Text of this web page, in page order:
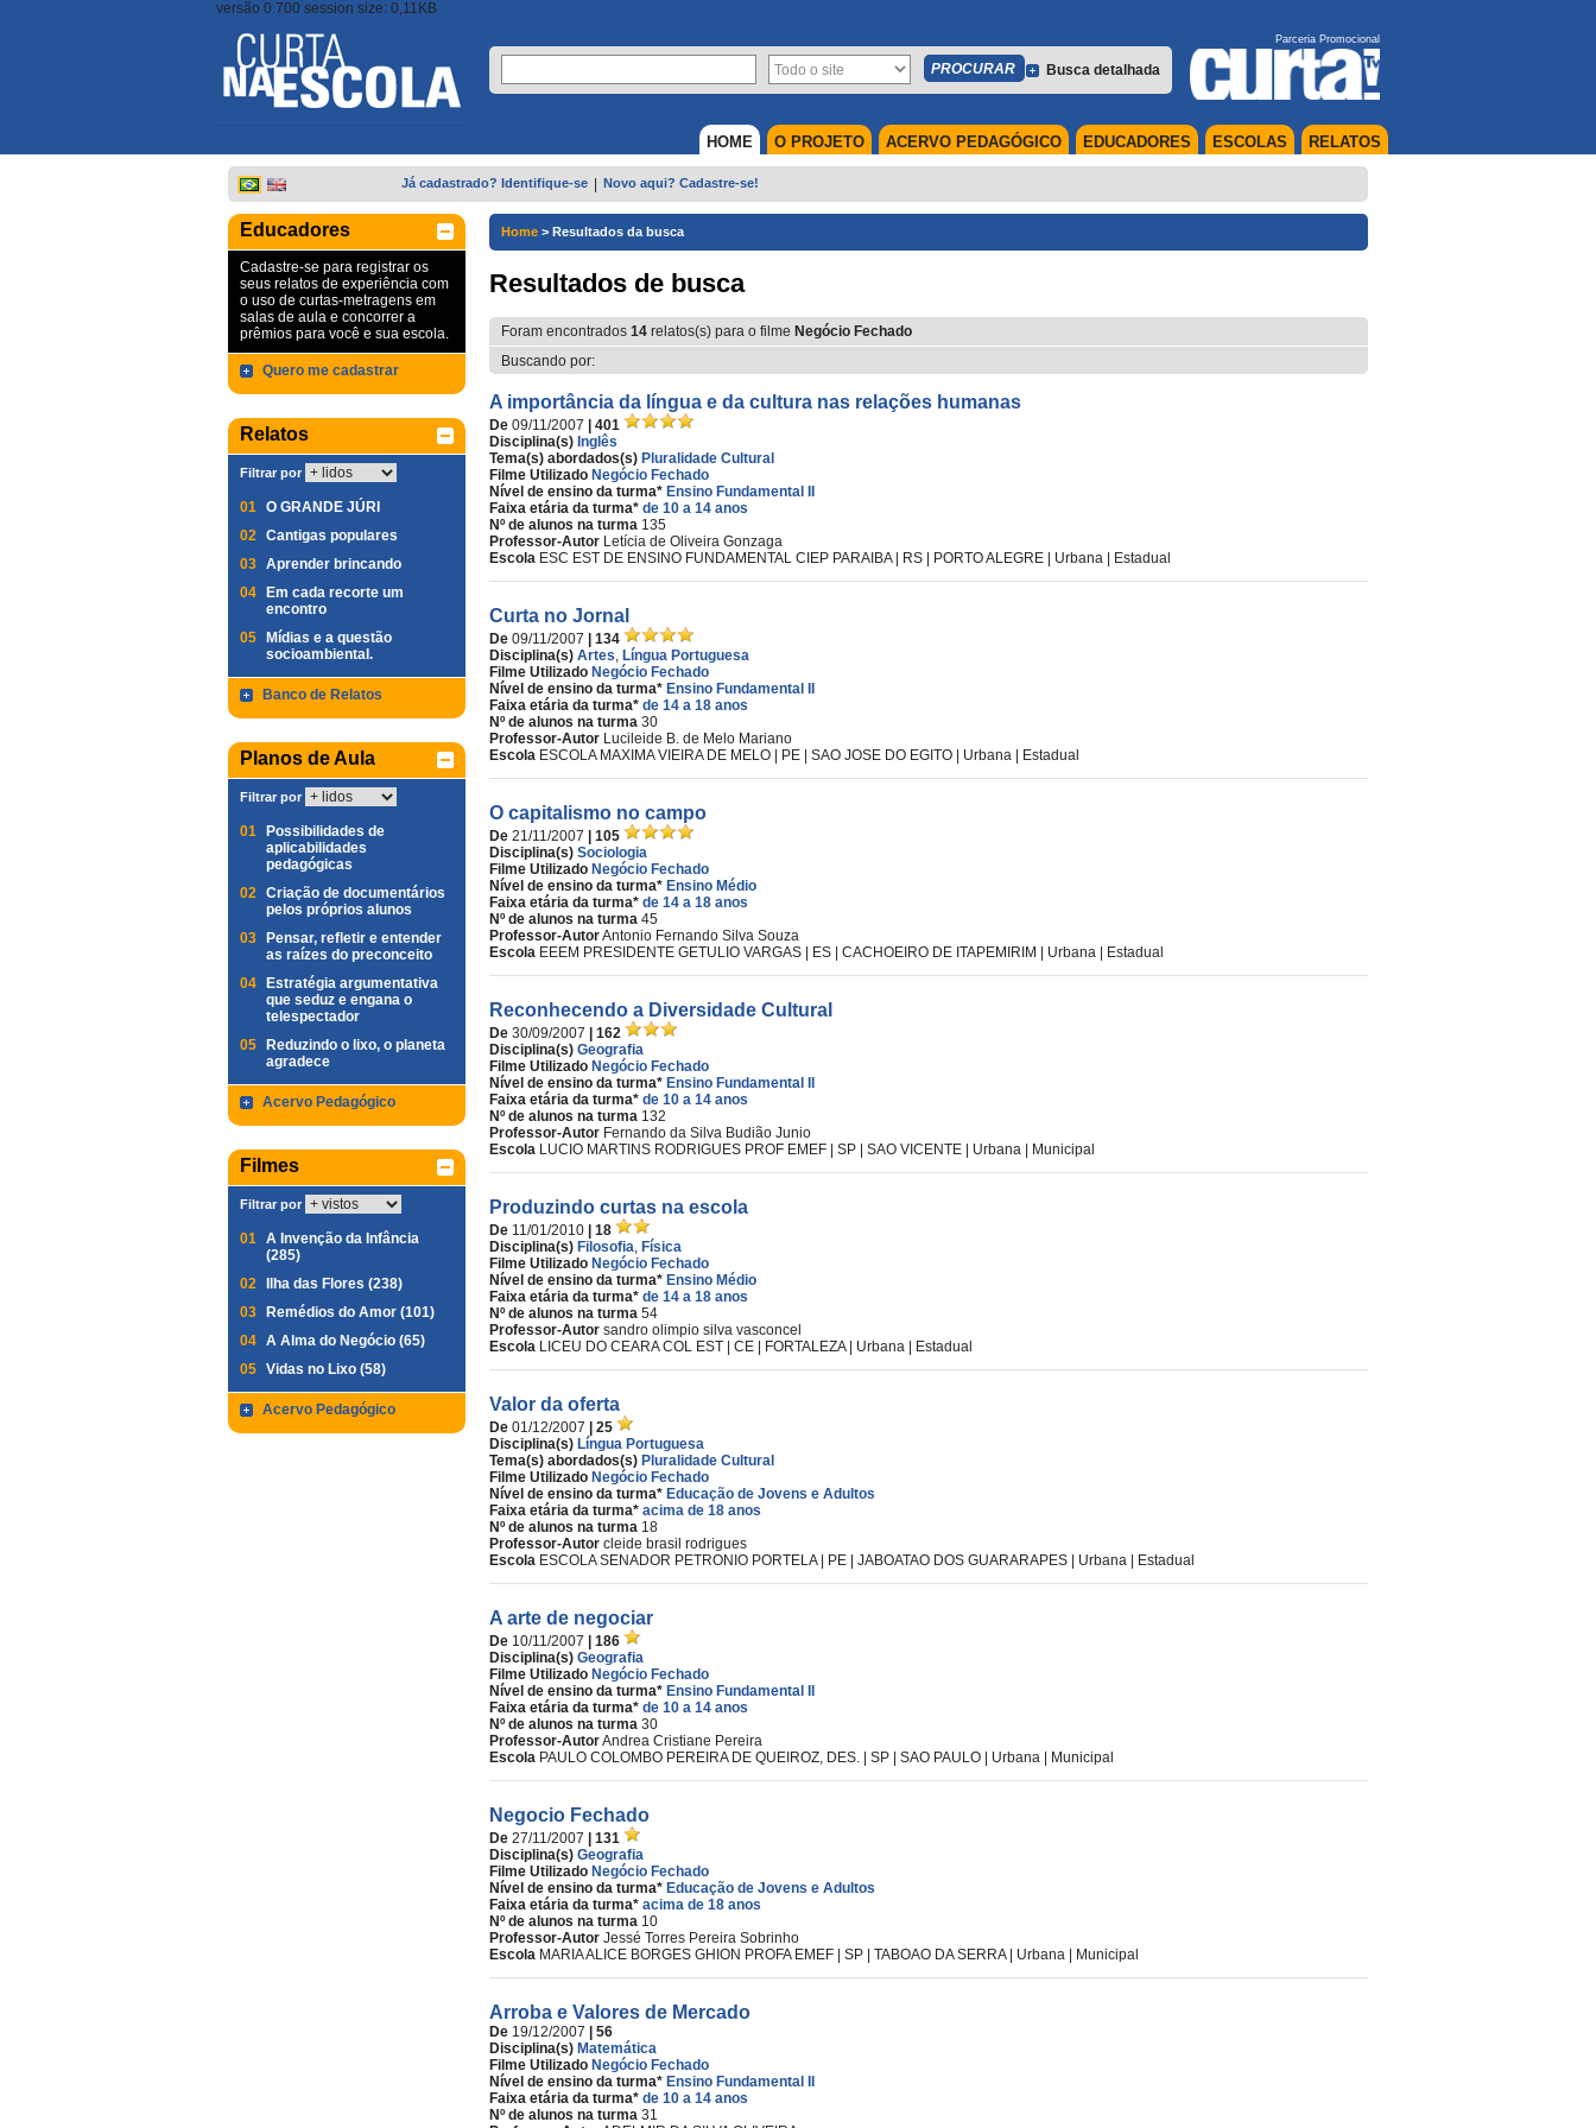
versão 0.700 session size: 0,11KB
Busca detalhada
Parceria Promocional
RELATOS
ESCOLAS
EDUCADORES
ACERVO PEDAGÓGICO
O PROJETO
HOME
Já cadastrado? Identifique-se Novo aqui? Cadastre-se!
Educadores
Cadastre-se para registrar os
seus relatos de experiência com
o uso de curtas-metragens em
salas de aula e concorrer a
prêmios para você e sua escola.
Quero me cadastrar
Relatos
Filtrar por
01 O GRANDE JÚRI
02 Cantigas populares
03 Aprender brincando
04
Em cada recorte um
encontro
05
Mídias e a questão
socioambiental.
Banco de Relatos
Planos de Aula
Filtrar por
01
Possibilidades de
aplicabilidades
pedagógicas
02 Criação de documentários
pelos próprios alunos
03
Pensar, refletir e entender
as raízes do preconceito
04
Estratégia argumentativa
que seduz e engana o
telespectador
05
Reduzindo o lixo, o planeta
agradece
Acervo Pedagógico
Filmes
Filtrar por
01 A Invenção da Infância
(285)
02
Ilha das Flores (238)
03
Remédios do Amor (101)
04 A Alma do Negócio (65)
05 Vidas no Lixo (58)
Acervo Pedagógico
Home > Resultados da busca
Resultados de busca
Foram encontrados 14 relatos(s) para o filme Negócio Fechado
Buscando por:
A importância da língua e da cultura nas relações humanas
De 09/11/2007
| 401
Disciplina(s) Inglês
Tema(s) abordados(s) Pluralidade Cultural
Filme Utilizado Negócio Fechado
Nível de ensino da turma* Ensino Fundamental II
Faixa etária da turma* de 10 a 14 anos
Nº de alunos na turma 135
Professor-Autor Letícia de Oliveira Gonzaga
Escola ESC EST DE ENSINO FUNDAMENTAL CIEP PARAIBA | RS | PORTO ALEGRE | Urbana | Estadual
Curta no Jornal
De 09/11/2007
| 134
Disciplina(s) Artes, Língua Portuguesa
Filme Utilizado Negócio Fechado
Nível de ensino da turma* Ensino Fundamental II
Faixa etária da turma* de 14 a 18 anos
Nº de alunos na turma 30
Professor-Autor Lucileide B. de Melo Mariano
Escola ESCOLA MAXIMA VIEIRA DE MELO | PE | SAO JOSE DO EGITO | Urbana | Estadual
O capitalismo no campo
De 21/11/2007
| 105
Disciplina(s) Sociologia
Filme Utilizado Negócio Fechado
Nível de ensino da turma* Ensino Médio
Faixa etária da turma* de 14 a 18 anos
Nº de alunos na turma 45
Professor-AutorAntonio Fernando Silva Souza
Escola EEEM PRESIDENTE GETULIO VARGAS | ES | CACHOEIRO DE ITAPEMIRIM | Urbana | Estadual
Reconhecendo a Diversidade Cultural
De 30/09/2007
| 162
Disciplina(s) Geografia
Filme Utilizado Negócio Fechado
Nível de ensino da turma* Ensino Fundamental II
Faixa etária da turma* de 10 a 14 anos
Nº de alunos na turma 132
Professor-Autor Fernando da Silva Budião Junio
Escola LUCIO MARTINS RODRIGUES PROF EMEF | SP | SAO VICENTE | Urbana | Municipal
Produzindo curtas na escola
De 11/01/2010
| 18
Disciplina(s) Filosofia, Física
Filme Utilizado Negócio Fechado
Nível de ensino da turma* Ensino Médio
Faixa etária da turma* de 14 a 18 anos
Nº de alunos na turma 54
Professor-Autor sandro olimpio silva vasconcel
Escola LICEU DO CEARA COL EST | CE | FORTALEZA | Urbana | Estadual
Valor da oferta
De 01/12/2007
| 25
Disciplina(s) Língua Portuguesa
Tema(s) abordados(s) Pluralidade Cultural
Filme Utilizado Negócio Fechado
Nível de ensino da turma* Educação de Jovens e Adultos
Faixa etária da turma* acima de 18 anos
Nº de alunos na turma 18
Professor-Autor cleide brasil rodrigues
Escola ESCOLA SENADOR PETRONIO PORTELA | PE | JABOATAO DOS GUARARAPES | Urbana | Estadual
A arte de negociar
De 10/11/2007
| 186
Disciplina(s) Geografia
Filme Utilizado Negócio Fechado
Nível de ensino da turma* Ensino Fundamental II
Faixa etária da turma* de 10 a 14 anos
Nº de alunos na turma 30
Professor-AutorAndrea Cristiane Pereira
Escola PAULO COLOMBO PEREIRA DE QUEIROZ, DES. | SP | SAO PAULO | Urbana | Municipal
Negocio Fechado
De 27/11/2007
| 131
Disciplina(s) Geografia
Filme Utilizado Negócio Fechado
Nível de ensino da turma* Educação de Jovens e Adultos
Faixa etária da turma* acima de 18 anos
Nº de alunos na turma 10
Professor-Autor Jessé Torres Pereira Sobrinho
Escola MARIA ALICE BORGES GHION PROFA EMEF | SP | TABOAO DA SERRA | Urbana | Municipal
Arroba e Valores de Mercado
De 19/12/2007
| 56
Disciplina(s) Matemática
Filme Utilizado Negócio Fechado
Nível de ensino da turma* Ensino Fundamental II
Faixa etária da turma* de 10 a 14 anos
Nº de alunos na turma 31